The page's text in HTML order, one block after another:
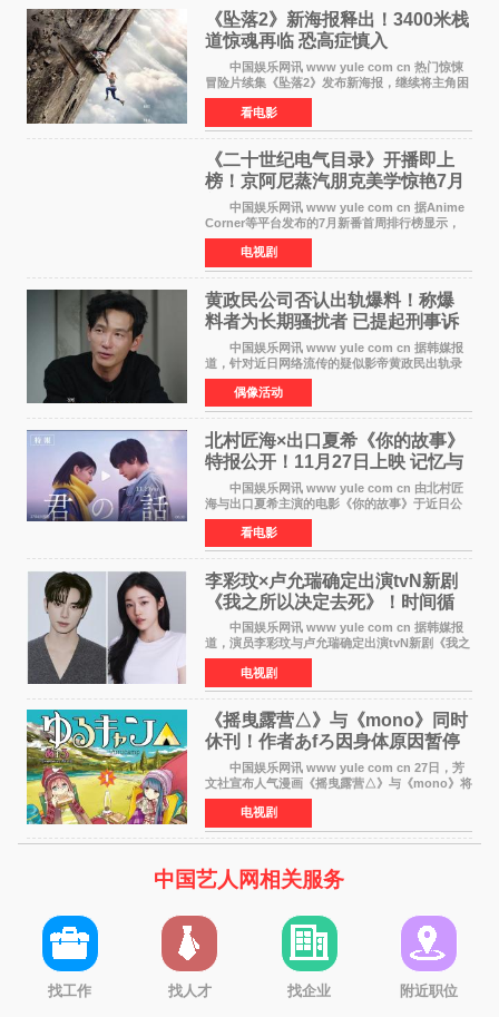
《坠落2》新海报释出！3400米栈
道惊魂再临 恐高症慎入
中国娱乐网讯 www yule com cn 热门惊悚
冒险片续集《坠落2》发布新海报，继续将主角困
于绝境高处——这一次，是摇摇欲坠的徒步栈
道。该片将于今年9月2日北美上映，恐高症患者
请提前做好心理
看电影
《二十世纪电气目录》开播即上
榜！京阿尼蒸汽朋克美学惊艳7月
新番季
中国娱乐网讯 www yule com cn 据Anime
Corner等平台发布的7月新番首周排行榜显示，
由京都动画制作的《二十世纪电气目录》在多个
榜单中表现亮眼，位列AniLab全球TOP10第十
名。该剧改编自结
电视剧
黄政民公司否认出轨爆料！称爆
料者为长期骚扰者 已提起刑事诉
中国娱乐网讯 www yule com cn 据韩媒报
道，针对近日网络流传的疑似影帝黄政民出轨录
音及短信爆料，黄政民所属经纪公司于今日正式
发表声明，明确否认相关传闻。 公司表示，
爆料者是一名长
偶像活动
北村匠海×出口夏希《你的故事》
特报公开！11月27日上映 记忆与
初恋的奇幻交织
中国娱乐网讯 www yule com cn 由北村匠
海与出口夏希主演的电影《你的故事》于近日公
开特报影像，正式定档11月27日上映。 本片
改编自三秋缒同名小说，编剧由曾执笔《孤独摇
滚！》的吉田惠
看电影
李彩玟×卢允瑞确定出演tvN新剧
《我之所以决定去死》！时间循
环青春爱情来袭
中国娱乐网讯 www yule com cn 据韩媒报
道，演员李彩玟与卢允瑞确定出演tvN新剧《我之
所以决定去死》，分别担任男女主角。该剧预计
将于明年播出，引发观众期待。 本剧改编自
NAVER同名人气
电视剧
《摇曳露营△》与《mono》同时
休刊！作者あfろ因身体原因暂停
双连载
中国娱乐网讯 www yule com cn 27日，芳
文社宣布人气漫画《摇曳露营△》与《mono》将
暂停连载一段时间，原因是漫画家あfろ身体状况
不佳。 编辑部表示：一直承蒙各位对
《mono》的喜爱，
电视剧
中国艺人网相关服务
找工作 找人才 找企业 附近职位